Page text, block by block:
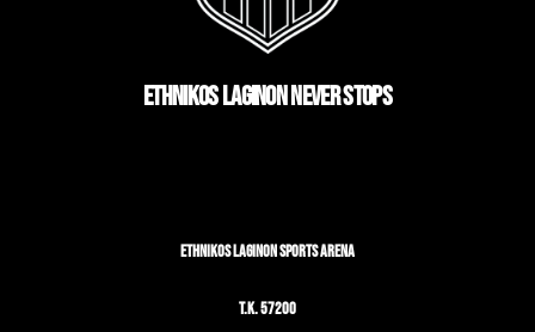
ETHNIKOS LAGINON NEVER STOPS
ETHNIKOS LAGINON SPORTS ARENA
T.K. 57200